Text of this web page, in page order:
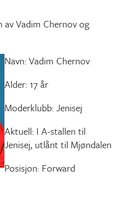
av Vadim Chernov og
Navn: Vadim Chernov
Alder: 17 år
Moderklubb: Jenisej
Aktuell: I A-stallen til
Jenisej, utlånt til Mjøndalen
Posisjon: Forward